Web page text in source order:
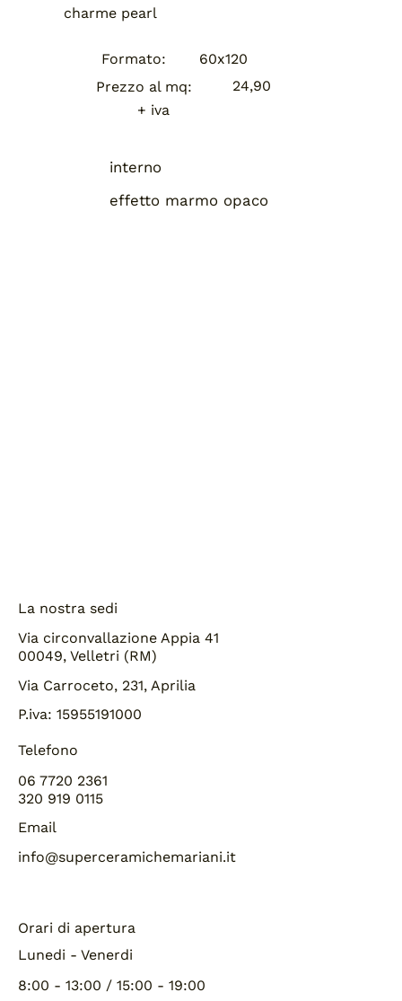
charme pearl
Formato:
60x120
Prezzo al mq:
24,90
+ iva
interno
effetto marmo opaco
La nostra sedi
Via circonvallazione Appia 41
00049, Velletri (RM)
Via Carroceto, 231, Aprilia
P.iva: 15955191000
Telefono
06 7720 2361
320 919 0115
Email
info@superceramichemariani.it
Orari di apertura
Lunedi - Venerdi
8:00 - 13:00 / 15:00 - 19:00